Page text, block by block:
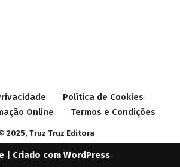
Política de Cookies
Online
Termos e Condições
2025, Truz Truz Editora
| Criado com WordPress